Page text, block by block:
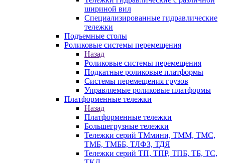
шириной вил
Специализированные гидравлические
тележки
Подъемные столы
Роликовые системы перемещения
Назад
Роликовые системы перемещения
Подкатные роликовые платформы
Системы перемещения грузов
Управляемые роликовые платформы
Платформенные тележки
Назад
Платформенные тележки
Большегрузные тележки
Тележки серий ТМмини, ТММ, ТМС,
ТМБ, ТМББ, ТЛФЗ, ТДЯ
Тележки серий ТП, ТПР, ТПБ, ТБ, ТС,